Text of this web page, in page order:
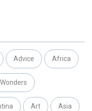
Advice Africa
Art Asia